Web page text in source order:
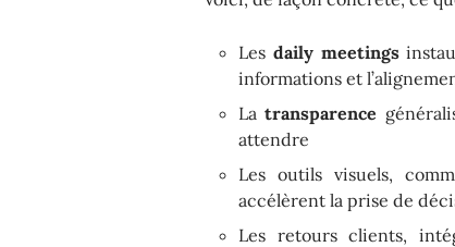
Les daily meetings
informations et
Latransparence
attendre
Les outils visuels,
accélèrent la prise de
Les retours clients,